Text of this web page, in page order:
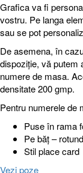
Grafica va fi
vostru. Pe langa
sau se pot
De asemena, în
dispoziție, vă putem
numere de masa.
densitate 200 gmp.
Pentru numerele de
Puse în rama
Pe băț –
Stil place card
Vezi poze